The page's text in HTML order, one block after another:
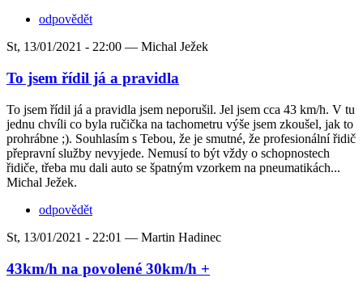
odpovědět
St, 13/01/2021 - 22:00 — Michal Ježek
To jsem řídil já a pravidla
To jsem řídil já a pravidla jsem neporušil. Jel jsem cca 43 km/h. V tu
jednu chvíli co byla ručička na tachometru výše jsem zkoušel, jak to
prohrábne ;). Souhlasím s Tebou, že je smutné, že profesionální řidič
přepravní služby nevyjede. Nemusí to být vždy o schopnostech
řidiče, třeba mu dali auto se špatným vzorkem na pneumatikách...
Michal Ježek.
odpovědět
St, 13/01/2021 - 22:01 — Martin Hadinec
43km/h na povolené 30km/h +